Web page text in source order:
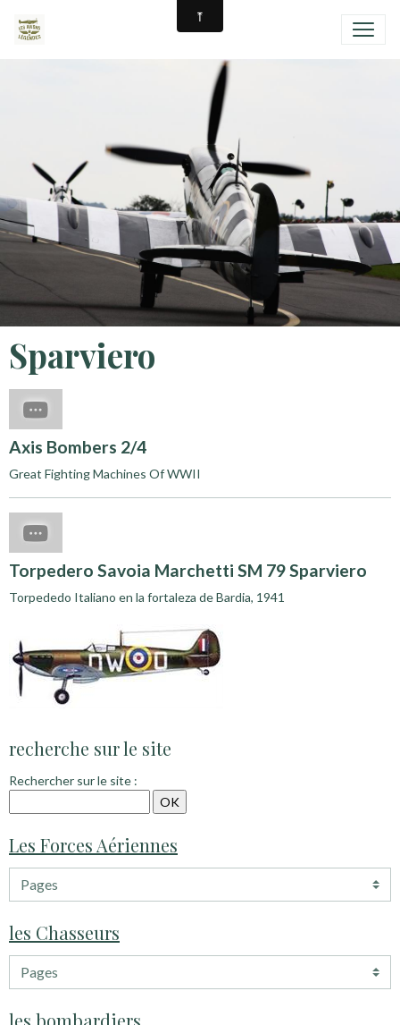
Sparviero
Axis Bombers 2/4
Great Fighting Machines Of WWII
Torpedero Savoia Marchetti SM 79 Sparviero
Torpededo Italiano en la fortaleza de Bardia, 1941
recherche sur le site
Rechercher sur le site :
Les Forces Aériennes
les Chasseurs
les bombardiers